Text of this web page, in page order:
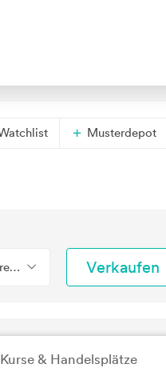
Musterdepot
Verkaufen
Kurse & Handelsplätze